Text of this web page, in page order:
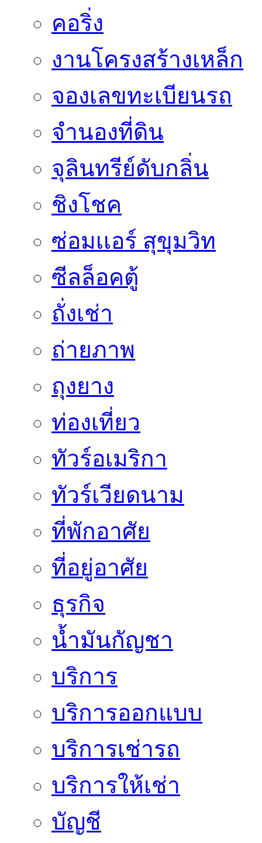
คอริ่ง
งานโครงสร้างเหล็ก
จองเลขทะเบียนรถ
จำนองที่ดิน
จุลินทรีย์ดับกลิ่น
ชิงโชค
ซ่อมเเอร์ สุขุมวิท
ซีลล็อคตู้
ถั่งเช่า
ถ่ายภาพ
ถุงยาง
ท่องเที่ยว
ทัวร์อเมริกา
ทัวร์เวียดนาม
ที่พักอาศัย
ที่อยู่อาศัย
ธุรกิจ
น้ำมันกัญชา
บริการ
บริการออกแบบ
บริการเช่ารถ
บริการให้เช่า
บัญชี